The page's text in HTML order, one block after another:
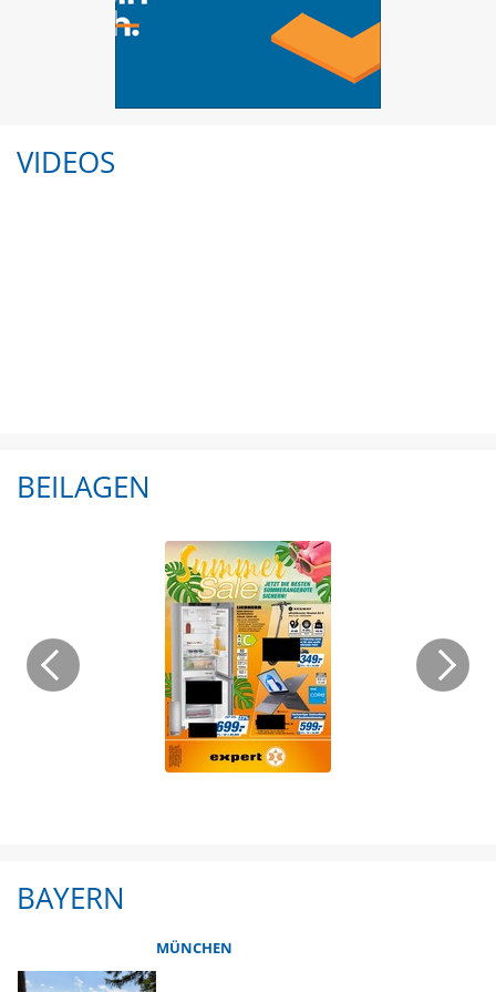
VIDEOS
BEILAGEN
BAYERN
MÜNCHEN